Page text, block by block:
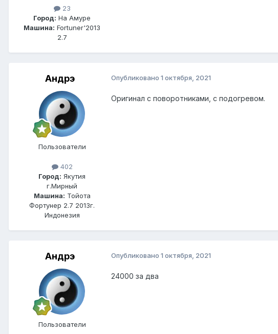
23
Город: На Амуре
Машина: Fortuner'2013
2.7
Андрэ
Пользователи
402
Город: Якутия
г.Мирный
Машина: Тойота
Фортунер 2.7 2013г.
Индонезия
Опубликовано 1 октября, 2021
Оригинал с поворотниками, с подогревом.
Андрэ
Пользователи
Опубликовано 1 октября, 2021
24000 за два